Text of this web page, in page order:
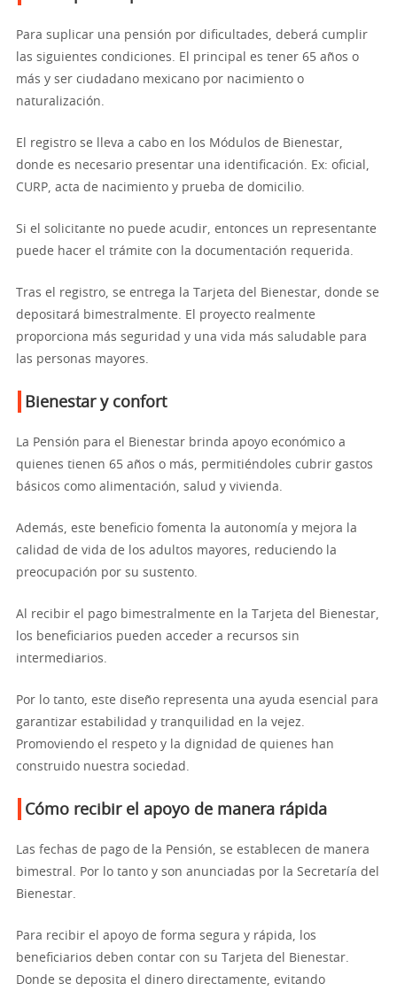
Para suplicar una pensión por dificultades, deberá cumplir
las siguientes condiciones. El principal es tener 65 años o
más y ser ciudadano mexicano por nacimiento o
naturalización.
El registro se lleva a cabo en los Módulos de Bienestar,
donde es necesario presentar una identificación. Ex: oficial,
CURP, acta de nacimiento y prueba de domicilio.
Si el solicitante no puede acudir, entonces un representante
puede hacer el trámite con la documentación requerida.
Tras el registro, se entrega la Tarjeta del Bienestar, donde se
depositará bimestralmente. El proyecto realmente
proporciona más seguridad y una vida más saludable para
las personas mayores.
Bienestar y confort
La Pensión para el Bienestar brinda apoyo económico a
quienes tienen 65 años o más, permitiéndoles cubrir gastos
básicos como alimentación, salud y vivienda.
Además, este beneficio fomenta la autonomía y mejora la
calidad de vida de los adultos mayores, reduciendo la
preocupación por su sustento.
Al recibir el pago bimestralmente en la Tarjeta del Bienestar,
los beneficiarios pueden acceder a recursos sin
intermediarios.
Por lo tanto, este diseño representa una ayuda esencial para
garantizar estabilidad y tranquilidad en la vejez.
Promoviendo el respeto y la dignidad de quienes han
construido nuestra sociedad.
Cómo recibir el apoyo de manera rápida
Las fechas de pago de la Pensión, se establecen de manera
bimestral. Por lo tanto y son anunciadas por la Secretaría del
Bienestar.
Para recibir el apoyo de forma segura y rápida, los
beneficiarios deben contar con su Tarjeta del Bienestar.
Donde se deposita el dinero directamente, evitando